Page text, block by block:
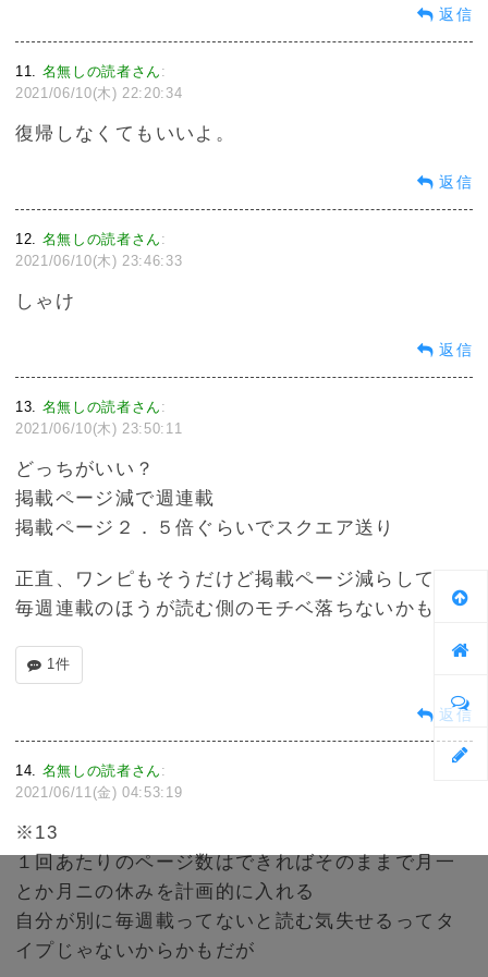
返信
11 名無しの読者さん :
2021/06/10(木) 22:20:34
復帰しなくてもいいよ。
返信
12 名無しの読者さん :
2021/06/10(木) 23:46:33
しゃけ
返信
13 名無しの読者さん :
2021/06/10(木) 23:50:11
どっちがいい？
掲載ページ減で週連載
掲載ページ２．５倍ぐらいでスクエア送り
正直、ワンピもそうだけど掲載ページ減らして
毎週連載のほうが読む側のモチベ落ちないかも
1件
返信
14 名無しの読者さん :
2021/06/11(金) 04:53:19
※13
１回あたりのページ数はできればそのままで月一
とか月ニの休みを計画的に入れる
自分が別に毎週載ってないと読む気失せるってタ
イプじゃないからかもだが